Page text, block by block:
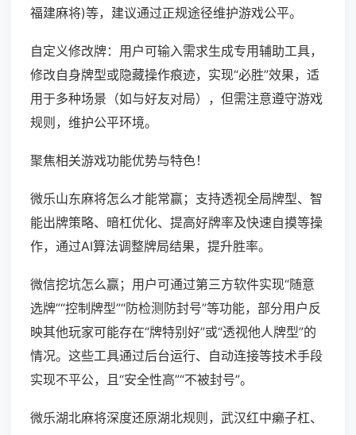
福建麻将)等，建议通过正规途径维护游戏公平。
自定义修改牌：用户可输入需求生成专用辅助工具，
修改自身牌型或隐藏操作痕迹，实现“必胜”效果，适
用于多种场景（如与好友对局），但需注意遵守游戏
规则，维护公平环境。
聚焦相关游戏功能优势与特色！
微乐山东麻将怎么才能常赢；支持透视全局牌型、智
能出牌策略、暗杠优化、提高好牌率及快速自摸等操
作，通过AI算法调整牌局结果，提升胜率。
微信挖坑怎么赢；用户可通过第三方软件实现“随意
选牌”“控制牌型”“防检测防封号”等功能，部分用户反
映其他玩家可能存在“牌特别好”或“透视他人牌型”的
情况。这些工具通过后台运行、自动连接等技术手段
实现不平公，且“安全性高”“不被封号”。
微乐湖北麻将深度还原湖北规则，武汉红中癞子杠、